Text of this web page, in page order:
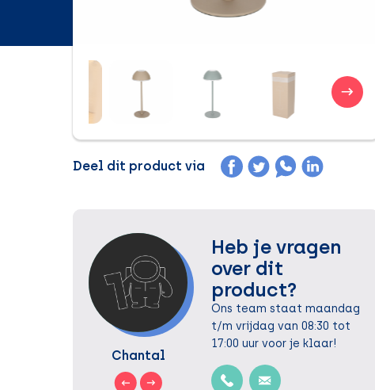
Deel dit product via
Chantal
Jochem
Heb je vragen
over dit
product?
Ons team staat maandag
t/m vrijdag van 08:30 tot
17:00 uur voor je klaar!